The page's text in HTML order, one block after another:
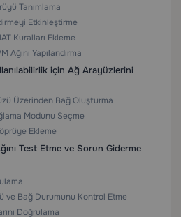
Tanımlama
Etkinleştirme
Kuralları Ekleme
Ağını Yapılandırma
için Ağ Arayüzlerini
Üzerinden Bağ Oluşturma
Modunu Seçme
Ekleme
Test Etme ve Sorun Giderme
ve Bağ Durumunu Kontrol Etme
Doğrulama